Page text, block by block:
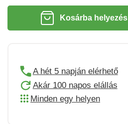
Kosárba helyezés
A hét 5 napján elérhető
Akár 100 napos elállás
Minden egy helyen